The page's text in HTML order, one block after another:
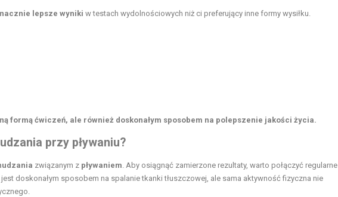
lepsze wyniki w testach wydolnościowych niż ci preferujący inne formy wysiłku.
formą ćwiczeń, ale również doskonałym sposobem na polepszenie jakości życia.
przy pływaniu?
związanym z pływaniem. Aby osiągnąć zamierzone rezultaty, warto połączyć regularne
doskonałym sposobem na spalanie tkanki tłuszczowej, ale sama aktywność fizyczna nie